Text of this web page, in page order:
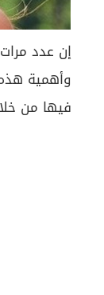
إن عدد
وأهمية
فيها من